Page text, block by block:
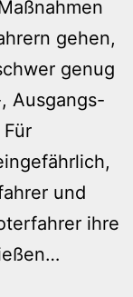
gehen,
genug
Ausgangs-
und
ihre